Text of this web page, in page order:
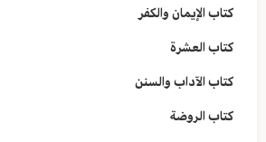
كتاب الإيمان والكفر
كتاب العشرة
كتاب الآداب والسنن
كتاب الروضة